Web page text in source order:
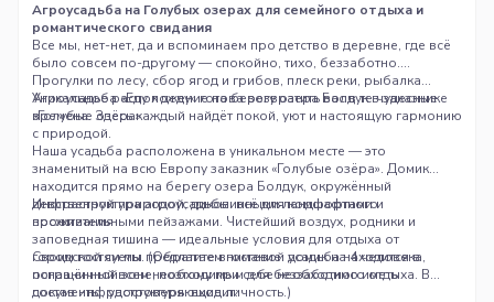
Агроусадьба на Голубых озерах для семейного отдыха и
романтического свидания
Все мы, нет-нет, да и вспоминаем про детство в деревне, где всё
было совсем по-другому — спокойно, тихо, беззаботно.
Прогулки по лесу, сбор ягод и грибов, плеск реки, рыбалка…
Агроусадьба «Еду к деду» готова возвратить вас в те чудесные
времена. Здесь каждый найдёт покой, уют и настоящую гармонию
с природой.
Уникальное расположение на берегу озера Болдук в заказнике
«Голубые озёра»
Наша усадьба расположена в уникальном месте — это
знаменитый на всю Европу заказник «Голубые озёра». Домик
находится прямо на берегу озера Болдук, окружённый
девственной природой, диковинными ландшафтами и
восхитительными пейзажами. Чистейший воздух, родники и
заповедная тишина — идеальные условия для отдыха от
городской суеты. (Обратите внимание: усадьба находится в
пограничной зоне, поэтому при себе необходимо иметь
документы, удостоверяющие личность.)
Инфраструктура агроусадьбы: всё для комфортного
проживания
Своим гостям мы предлагаем гостевой домик на 4 человека,
оснащённый всем необходимым для беззаботного отдыха. В
состав инфраструктуры входит: